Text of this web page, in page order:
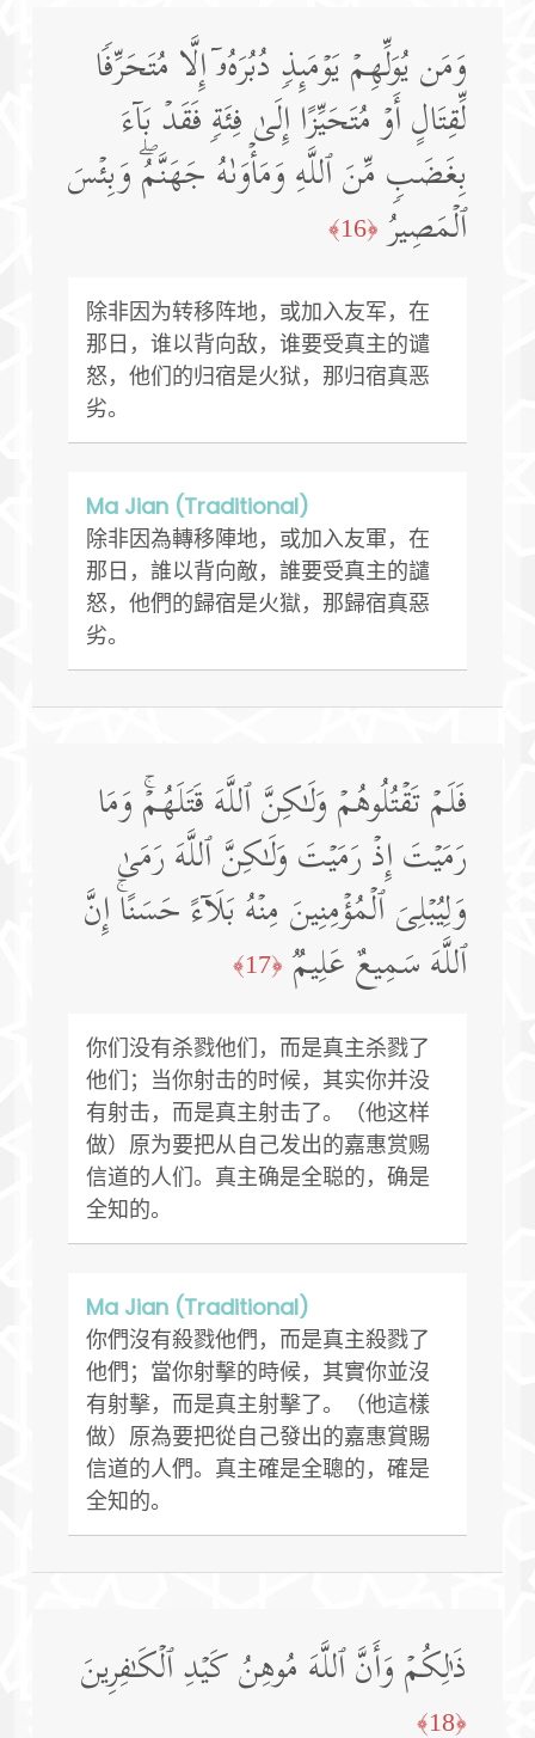
وَمَن یُوَلِّهِمۡ یَوۡمَىِٕذࣲ دُبُرَهُۥۤ إِلَّا مُتَحَرِّفࣰا
لِّقِتَالٍ أَوۡ مُتَحَیِّزًا إِلَىٰ فِئَةࣲ فَقَدۡ بَاۤءَ
بِغَضَبࣲ مِّنَ ٱللَّهِ وَمَأۡوَىٰهُ جَهَنَّمُۖ وَبِئۡسَ
ٱلۡمَصِیرُ ﴿16﴾
除非因为转移阵地，或加入友军，在
那日，谁以背向敌，谁要受真主的谴
怒，他们的归宿是火狱，那归宿真恶
劣。
Ma Jian (Traditional)
除非因為轉移陣地，或加入友軍，在
那日，誰以背向敵，誰要受真主的譴
怒，他們的歸宿是火獄，那歸宿真惡
劣。
فَلَمۡ تَقۡتُلُوهُمۡ وَلَـٰكِنَّ ٱللَّهَ قَتَلَهُمۡۚ وَمَا
رَمَیۡتَ إِذۡ رَمَیۡتَ وَلَـٰكِنَّ ٱللَّهَ رَمَىٰ
وَلِیُبۡلِیَ ٱلۡمُؤۡمِنِینَ مِنۡهُ بَلَاۤءً حَسَنًاۚ إِنَّ
ٱللَّهَ سَمِیعٌ عَلِیمࣱ ﴿17﴾
你们没有杀戮他们，而是真主杀戮了
他们；当你射击的时候，其实你并没
有射击，而是真主射击了。（他这样
做）原为要把从自己发出的嘉惠赏赐
信道的人们。真主确是全聪的，确是
全知的。
Ma Jian (Traditional)
你們沒有殺戮他們，而是真主殺戮了
他們；當你射擊的時候，其實你並沒
有射擊，而是真主射擊了。（他這樣
做）原為要把從自己發出的嘉惠賞賜
信道的人們。真主確是全聰的，確是
全知的。
ذَ ٰ⁠لِكُمۡ وَأَنَّ ٱللَّهَ مُوهِنُ كَیۡدِ ٱلۡكَـٰفِرِینَ
﴿18﴾